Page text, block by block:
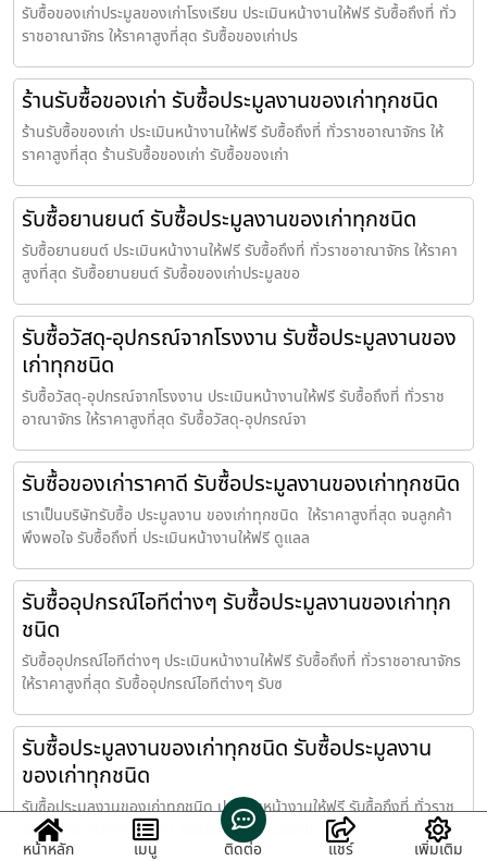
รับซื้อของเก่าประมูลของเก่าโรงเรียน ประเมินหน้างานให้ฟรี รับซื้อถึงที่ ทั่ว
ราชอาณาจักร ให้ราคาสูงที่สุด รับซื้อของเก่าปร
ร้านรับซื้อของเก่า รับซื้อประมูลงานของเก่าทุกชนิด
ร้านรับซื้อของเก่า ประเมินหน้างานให้ฟรี รับซื้อถึงที่ ทั่วราชอาณาจักร ให้
ราคาสูงที่สุด ร้านรับซื้อของเก่า รับซื้อของเก่า
รับซื้อยานยนต์ รับซื้อประมูลงานของเก่าทุกชนิด
รับซื้อยานยนต์ ประเมินหน้างานให้ฟรี รับซื้อถึงที่ ทั่วราชอาณาจักร ให้ราคา
สูงที่สุด รับซื้อยานยนต์ รับซื้อของเก่าประมูลขอ
รับซื้อวัสดุ-อุปกรณ์จากโรงงาน รับซื้อประมูลงานของ
เก่าทุกชนิด
รับซื้อวัสดุ-อุปกรณ์จากโรงงาน ประเมินหน้างานให้ฟรี รับซื้อถึงที่ ทั่วราช
อาณาจักร ให้ราคาสูงที่สุด รับซื้อวัสดุ-อุปกรณ์จา
รับซื้อของเก่าราคาดี รับซื้อประมูลงานของเก่าทุกชนิด
เราเป็นบริษัทรับซื้อ ประมูลงาน ของเก่าทุกชนิด ให้ราคาสูงที่สุด จนลูกค้า
พึงพอใจ รับซื้อถึงที่ ประเมินหน้างานให้ฟรี ดูแลล
รับซื้ออุปกรณ์ไอทีต่างๆ รับซื้อประมูลงานของเก่าทุก
ชนิด
รับซื้ออุปกรณ์ไอทีต่างๆ ประเมินหน้างานให้ฟรี รับซื้อถึงที่ ทั่วราชอาณาจักร
ให้ราคาสูงที่สุด รับซื้ออุปกรณ์ไอทีต่างๆ รับซ
รับซื้อประมูลงานของเก่าทุกชนิด รับซื้อประมูลงาน
ของเก่าทุกชนิด
รับซื้อประมูลงานของเก่าทุกชนิด ประเมินหน้างานให้ฟรี รับซื้อถึงที่ ทั่วราช
อาณาจักร ให้ราคาสูงที่สุด รับซื้อประมูลงานของเก
หน้าหลัก
เมนู ติดต่อ แชร์ เพิ่มเติม